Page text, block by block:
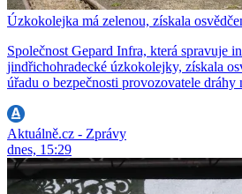
Úzkokolejka má zelenou, získala
Společnost Gepard Infra, která spravuje
jindřichohradecké úzkokolejky, získala
úřadu o bezpečnosti provozovatele dráhy
Aktuálně.cz - Zprávy
dnes, 15:29